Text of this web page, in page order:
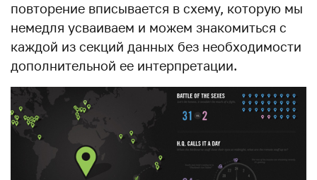
повторение вписывается в схему, которую мы
немедля усваиваем и можем знакомиться с
каждой из секций данных без необходимости
дополнительной ее интерпретации.